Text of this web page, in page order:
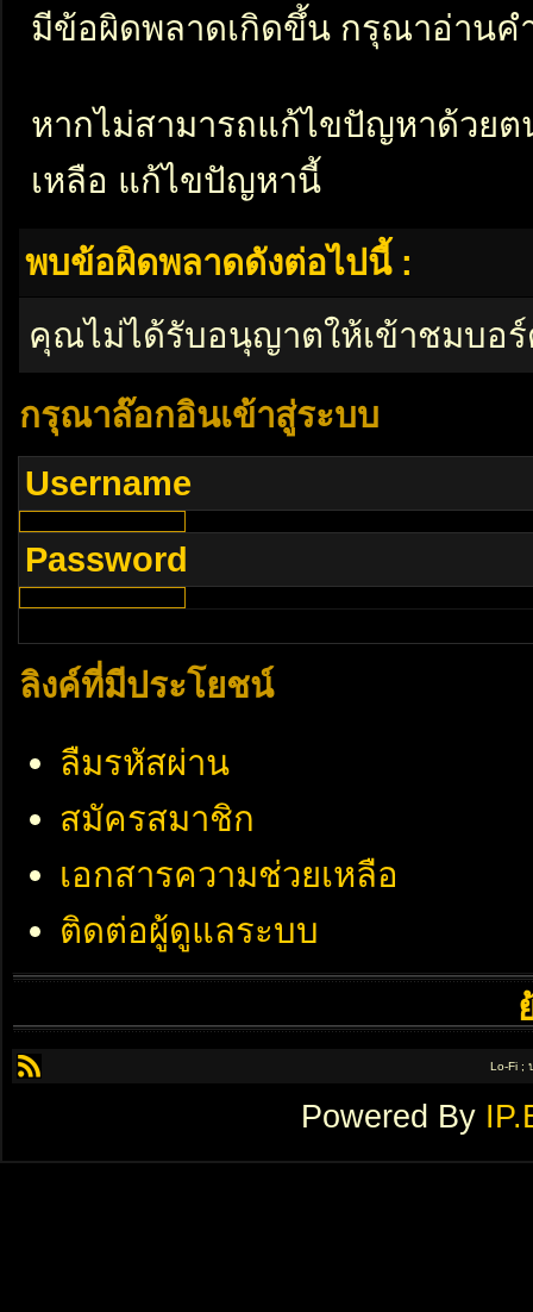
มีข้อผิดพลาดเกิดขึ้น กรุณาอ่านค
หากไม่สามารถแก้ไขปัญหาด้วย
เหลือ แก้ไขปัญหานี้
พบข้อผิดพลาดดังต่อไปนี้ :
คุณไม่ได้รับอนุญาตให้เข้าชมบอ
กรุณาล๊อกอินเข้าสู่ระบบ
Username
Password
ลิงค์ที่มีประโยชน์
ลืมรหัสผ่าน
สมัครสมาชิก
เอกสารความช่วยเหลือ
ติดต่อผู้ดูแลระบบ
Lo-Fi ;
Powered By